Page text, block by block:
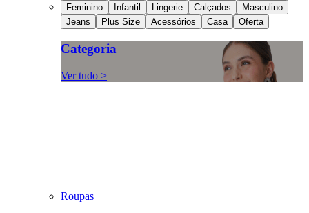
Feminino Infantil Lingerie Calçados
Masculino
Jeans
Plus Size Acessórios Casa Oferta
Categoria
Ver tudo >
Roupas